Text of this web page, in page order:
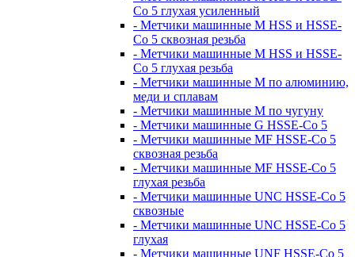
Co 5 глухая усиленный
- Метчики машинные M HSS и HSSE-
Co 5 сквозная резьба
- Метчики машинные M HSS и HSSE-
Co 5 глухая резьба
- Метчики машинные M по алюминию,
меди и сплавам
- Метчики машинные M по чугуну
- Метчики машинные G HSSE-Co 5
- Метчики машинные MF HSSE-Co 5
сквозная резьба
- Метчики машинные MF HSSE-Co 5
глухая резьба
- Метчики машинные UNC HSSE-Co 5
сквозные
- Метчики машинные UNC HSSE-Co 5
глухая
- Метчики машинные UNF HSSE-Co 5